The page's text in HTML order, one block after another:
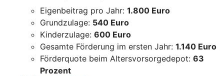
Eigenbeitrag pro Jahr: 1.800 Euro
Grundzulage: 540 Euro
Kinderzulage: 600 Euro
Gesamte Förderung im ersten Jahr: 1.140 Euro
Förderquote beim Altersvorsorgedepot: 63
Prozent